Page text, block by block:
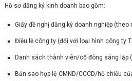
Hồ sơ đăng ký kinh doanh bao gồm:
Giấy đề nghị đăng ký doanh nghiệp
Điều lệ công ty (đối với loại hình công ty
Danh sách thành viên/cổ đông sáng lập
Bản sao hợp lệ CMND/CCCD/hộ chiếu